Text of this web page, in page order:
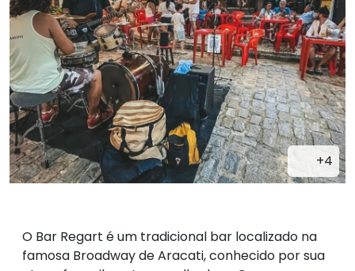
+4
O Bar Regart é um tradicional bar localizado na
famosa Broadway de Aracati, conhecido por sua